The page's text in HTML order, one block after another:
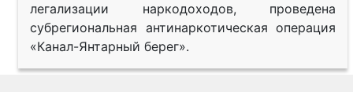
легализации наркодоходов, проведена
субрегиональная антинаркотическая операция
«Канал-Янтарный берег».